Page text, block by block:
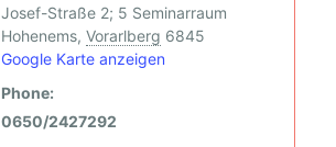
Josef-Straße 2; 5 Seminarraum
Hohenems, Vorarlberg 6845
Google Karte anzeigen
Phone:
0650/2427292